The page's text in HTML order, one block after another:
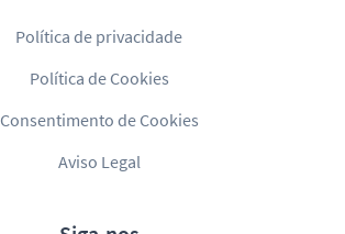
Política de privacidade
Política de Cookies
Consentimento de Cookies
Aviso Legal